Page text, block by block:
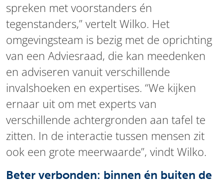
spreken met voorstanders én
tegenstanders,” vertelt Wilko. Het
omgevingsteam is bezig met de oprichting
van een Adviesraad, die kan meedenken
en adviseren vanuit verschillende
invalshoeken en expertises. “We kijken
ernaar uit om met experts van
verschillende achtergronden aan tafel te
zitten. In de interactie tussen mensen zit
ook een grote meerwaarde”, vindt Wilko.
Beter verbonden: binnen én buiten de